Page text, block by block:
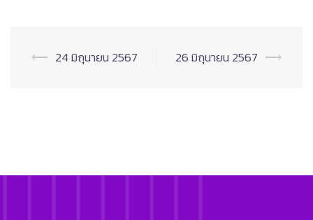
Post
⟵ 24 มิถุนายน 2567 26 มิถุนายน 2567 ⟶